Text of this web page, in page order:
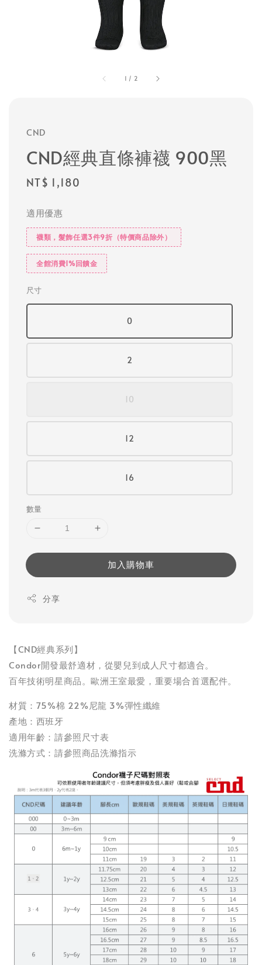
1 / 2
CND
CND經典直條褲襪 900黑
Regular
NT$ 1,180
適用優惠
襪類，髮飾任選3件9折（特價商品除外）
全館消費1%回饋金
尺寸
0
2
10
12
16
數量
加入購物車
分享
【CND經典系列】
Condor開發最舒適材，從嬰兒到成人尺寸都適合。
百年技術明星商品。歐洲王室最愛，重要場合首選配件。
材質：75%棉 22%尼龍 3%彈性纖維
產地：西班牙
適用年齡：請參照尺寸表
洗滌方式：請參照商品洗滌指示